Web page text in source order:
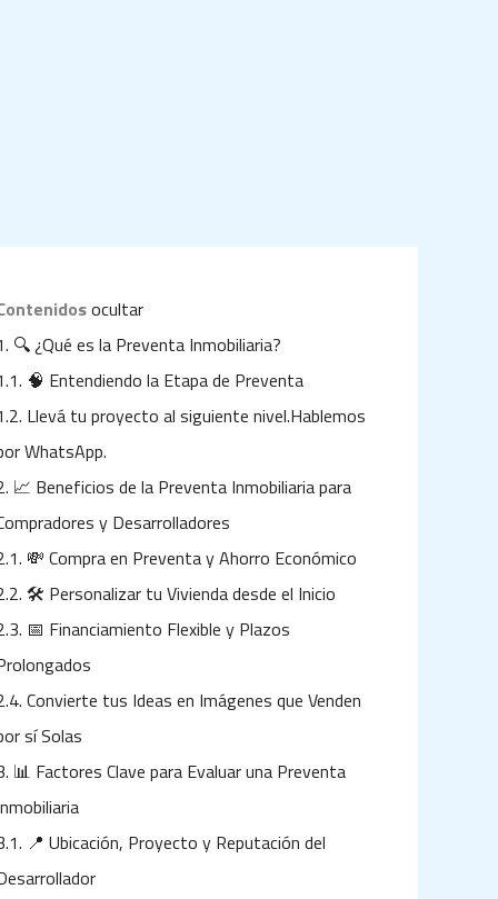
ocultar
🔍 ¿Qué es la Preventa Inmobiliaria?
🧠 Entendiendo la Etapa de Preventa
Llevá tu proyecto al siguiente nivel.Hablemos
WhatsApp.
📈 Beneficios de la Preventa Inmobiliaria para
y Desarrolladores
💸 Compra en Preventa y Ahorro Económico
🛠️ Personalizar tu Vivienda desde el Inicio
📅 Financiamiento Flexible y Plazos
Convierte tus Ideas en Imágenes que Venden
sí Solas
📊 Factores Clave para Evaluar una Preventa
📍 Ubicación, Proyecto y Reputación del